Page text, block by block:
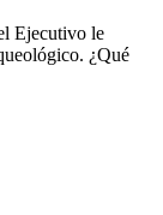
Ejecutivo le
¿Qué